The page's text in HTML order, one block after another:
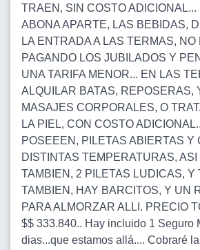
TRAEN, SIN COSTO ADICIONAL...
ABONA APARTE, LAS BEBIDAS,
LA ENTRADA A LAS TERMAS, NO
PAGANDO LOS JUBILADOS Y
UNA TARIFA MENOR... EN LAS
ALQUILAR BATAS, REPOSERAS,
MASAJES CORPORALES, O
LA PIEL, CON COSTO
POSEEEN, PILETAS ABIERTAS Y
DISTINTAS TEMPERATURAS, ASI
TAMBIEN, 2 PILETAS LUDICAS, Y
TAMBIEN, HAY BARCITOS, Y UN
PARA ALMORZAR ALLI. PRECIO
$$ 333.840.. Hay incluido 1 Seguro
dias...que estamos allá.... Cobraré